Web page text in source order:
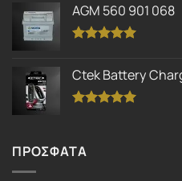
από 5
AGM 560 901 068
από 5
Ctek Battery
ΠΡΟΣΦΑΤΑ